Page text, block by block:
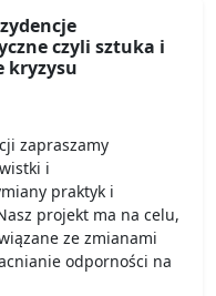
czyli sztuka i
kryzysu
zapraszamy
i
praktyk i
projekt ma na celu,
ze zmianami
odporności na